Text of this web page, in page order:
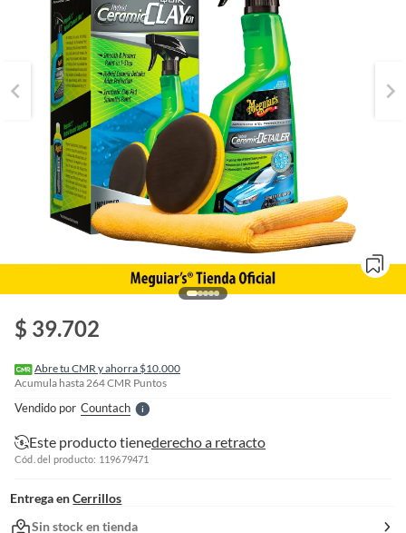
$ 39.702
Abre tu CMR y ahorra $10.000
Acumula hasta264CMR Puntos
Vendido por CountachS
l
l
f
o
Este producto tienederecho a retracto
Cód. del producto: 119679471
Entrega en Cerrillos
Sin stock en tienda